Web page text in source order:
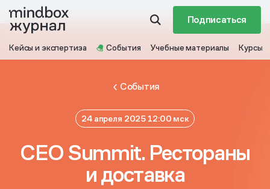
Подписаться
Кейсы и экспертиза События Учебные материалы Курсы
События
24 апреля 2025 12:00 мск
CEO Summit. Рестораны
и доставка